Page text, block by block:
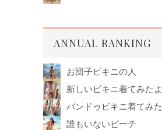
ANNUAL RANKING
お団子ビキニの人
新しいビキニ着てみたよ
バンドゥビキニ着てみた
誰もいないビーチ